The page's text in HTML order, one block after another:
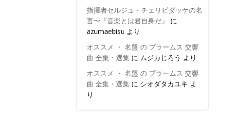
指揮者セルジュ・チェリビダッケの名
言〜『音楽とは君自身だ』
に
azumaebisu より
オススメ ・ 名盤 の ブラームス 交響
曲 全集・選集に ムジカじろう より
オススメ ・ 名盤 の ブラームス 交響
曲 全集・選集に シオダタカユキ よ
り